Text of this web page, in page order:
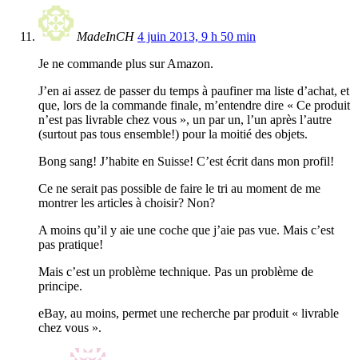
MadeInCH 4 juin 2013, 9 h 50 min
Je ne commande plus sur Amazon.
J’en ai assez de passer du temps à paufiner ma liste d’achat, et
que, lors de la commande finale, m’entendre dire « Ce produit
n’est pas livrable chez vous », un par un, l’un après l’autre
(surtout pas tous ensemble!) pour la moitié des objets.
Bong sang! J’habite en Suisse! C’est écrit dans mon profil!
Ce ne serait pas possible de faire le tri au moment de me
montrer les articles à choisir? Non?
A moins qu’il y aie une coche que j’aie pas vue. Mais c’est
pas pratique!
Mais c’est un problème technique. Pas un problème de
principe.
eBay, au moins, permet une recherche par produit « livrable
chez vous ».